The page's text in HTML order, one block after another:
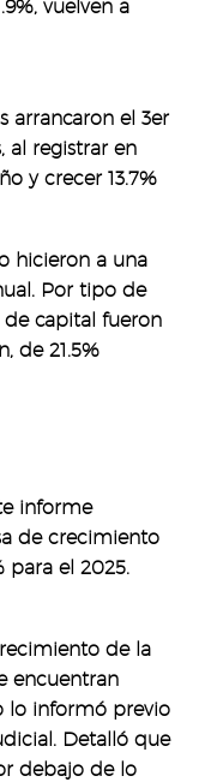
vuelven a
arrancaron el 3er
al registrar en
y crecer 13.7%
hicieron a una
Por tipo de
de capital fueron
de 21.5%
informe
de crecimiento
para el 2025.
de la
encuentran
lo informó previo
Detalló que
debajo de lo